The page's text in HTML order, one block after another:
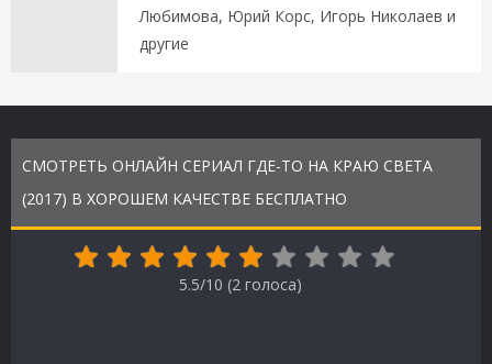
Любимова, Юрий Корс, Игорь Николаев и
другие
СМОТРЕТЬ ОНЛАЙН СЕРИАЛ ГДЕ-ТО НА КРАЮ СВЕТА
(2017) В ХОРОШЕМ КАЧЕСТВЕ БЕСПЛАТНО
5.5/10 (2 голоса)